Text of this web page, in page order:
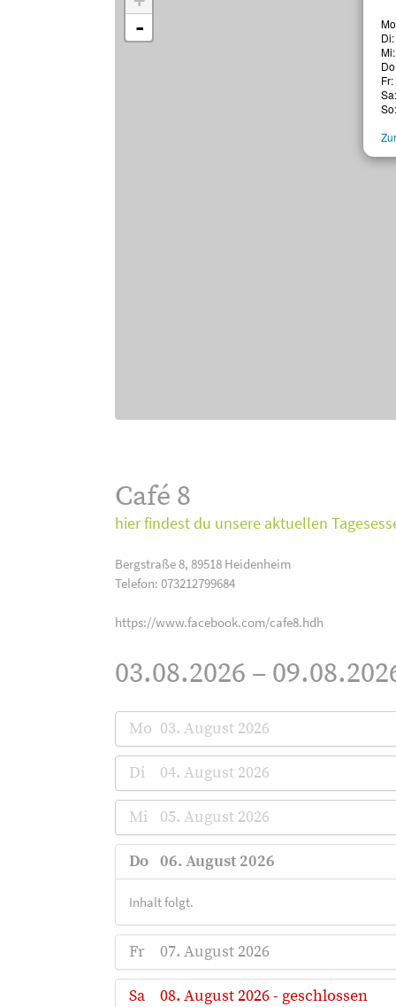
-
Café 8
hier findest du unsere aktuellen
Bergstraße 8, 89518 Heidenheim
Telefon: 073212799684
https://www.facebook.com/cafe8.hdh
03.08.2026 –
Mo 03. August 2026
Di 04. August 2026
Mi 05. August 2026
Do 06. August 2026
Inhalt folgt.
Fr 07. August 2026
Sa 08. August 2026 - geschlossen